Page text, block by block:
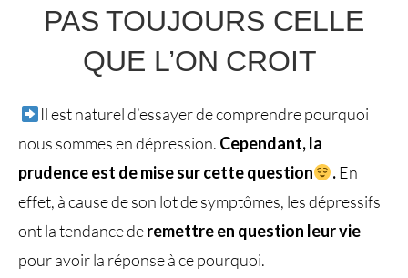
PAS TOUJOURS CELLE
QUE L’ON CROIT
Il est naturel d’essayer de comprendre pourquoi
nous sommes en dépression. Cependant, la
prudence est de mise sur cette question
.En
effet, à cause de son lot de symptômes, les dépressifs
ont la tendance deremettre en question leur vie
pour avoir la réponse à ce pourquoi.